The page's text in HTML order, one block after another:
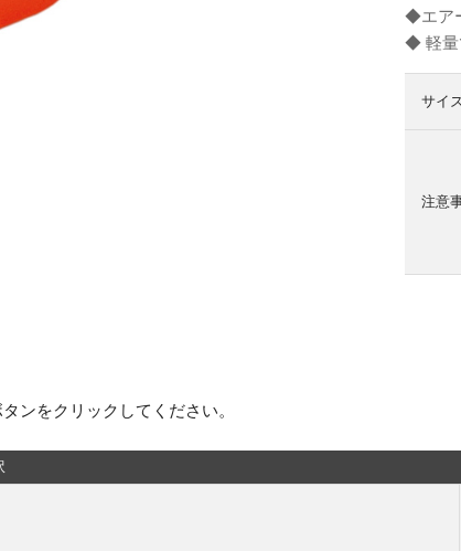
◆エア
◆ 軽量
サイ
注意
ンをクリックしてください。